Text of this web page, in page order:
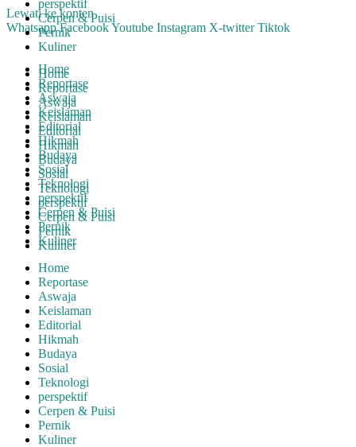
Lewati ke konten
Whatsapp FacebookYoutube Instagram X-twitter Tiktok
Home
Reportase
Aswaja
Keislaman
Editorial
Hikmah
Budaya
Sosial
Teknologi
perspektif
Cerpen & Puisi
Pernik
Kuliner
Home
Reportase
Aswaja
Keislaman
Editorial
Hikmah
Budaya
Sosial
Teknologi
perspektif
Cerpen & Puisi
Pernik
Kuliner
perspektif
Cerpen & Puisi
Pernik
Kuliner
Home
Reportase
Aswaja
Keislaman
Editorial
Hikmah
Budaya
Sosial
Teknologi
perspektif
Cerpen & Puisi
Pernik
Kuliner